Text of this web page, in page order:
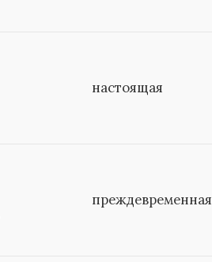
настоящая
преждевременная